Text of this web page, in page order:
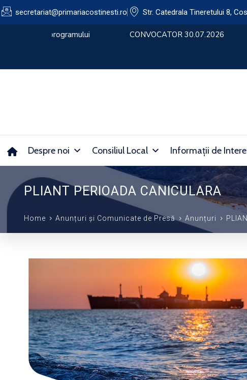
secretariat@primariacostinesti.ro​ Str. Catedrala Tineretului 8,
CONVOCATOR 30.07.2026
Despre noi Consiliul Local Informații de
PLIANT PERIOADA CANICULARA
Home Anunțuri și Comunicate de Presă Anunțuri